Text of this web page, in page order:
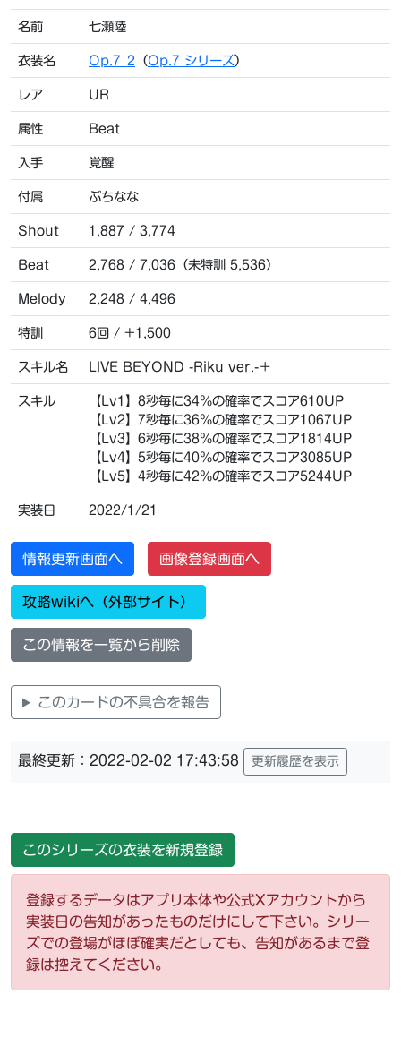
名前 七瀬陸
衣装名 Op.7_2 （Op.7 シリーズ）
レア UR
属性 Beat
入手 覚醒
付属 ぷちなな
Shout 1,887 / 3,774
Beat 2,768 / 7,036（未特訓 5,536）
Melody 2,248 / 4,496
特訓 6回 / +1,500
スキル名 LIVE BEYOND -Riku ver.-＋
スキル
【Lv1】8秒毎に34％の確率でスコア610UP
【Lv2】7秒毎に36％の確率でスコア1067UP
【Lv3】6秒毎に38％の確率でスコア1814UP
【Lv4】5秒毎に40％の確率でスコア3085UP
【Lv5】4秒毎に42％の確率でスコア5244UP
実装日 2022/1/21
情報更新画面へ 画像登録画面へ
攻略wikiへ（外部サイト）
この情報を一覧から削除
このカードの不具合を報告
最終更新：2022-02-02 17:43:58 更新履歴を表示
このシリーズの衣装を新規登録
登録するデータはアプリ本体や公式Xアカウントから
実装日の告知があったものだけにして下さい。シリー
ズでの登場がほぼ確実だとしても、告知があるまで登
録は控えてください。